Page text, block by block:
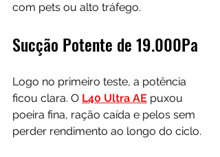
com pets ou alto tráfego.
Sucção Potente de 19.000Pa
Logo no primeiro teste, a potência
ficou clara. O L40 Ultra AE puxou
poeira fina, ração caída e pelos sem
perder rendimento ao longo do ciclo.